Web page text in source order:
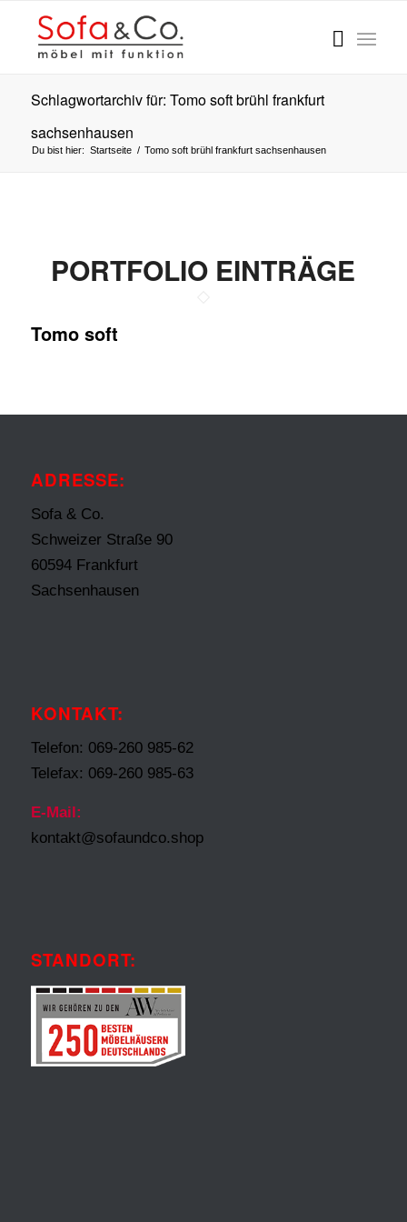
Schlagwortarchiv für: Tomo soft brühl frankfurt
sachsenhausen
Du bist hier: Startseite / Tomo soft brühl frankfurt sachsenhausen
PORTFOLIO EINTRÄGE
Tomo soft
ADRESSE:
Sofa & Co.
Schweizer Straße 90
60594 Frankfurt
Sachsenhausen
KONTAKT:
Telefon: 069-260 985-62
Telefax: 069-260 985-63
E-Mail:
kontakt@sofaundco.shop
STANDORT: